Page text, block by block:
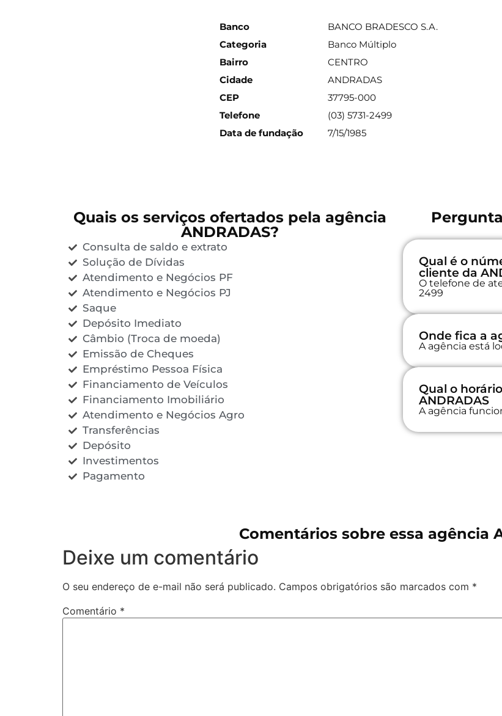
Banco
BANCO BRADESCO S.A.
Categoria
Banco Múltiplo
Bairro
CENTRO
Cidade
ANDRADAS
CEP
37795-000
Telefone
(03) 5731-2499
Data de fundação
7/15/1985
Quais os serviços ofertados pela agência
ANDRADAS?
Consulta de saldo e extrato
Solução de Dívidas
Atendimento e Negócios PF
Atendimento e Negócios PJ
Saque
Depósito Imediato
Câmbio (Troca de moeda)
Emissão de Cheques
Empréstimo Pessoa Física
Financiamento de Veículos
Financiamento Imobiliário
Atendimento e Negócios Agro
Transferências
Depósito
Investimentos
Pagamento
Qual é o
cliente da
O telefone de
2499
Onde fica a
A agência está
Qual o
ANDRADAS
A agência
Comentários sobre essa agência
Deixe um comentário
O seu endereço de e-mail não será publicado. Campos obrigatórios são marcados com *
Comentário *